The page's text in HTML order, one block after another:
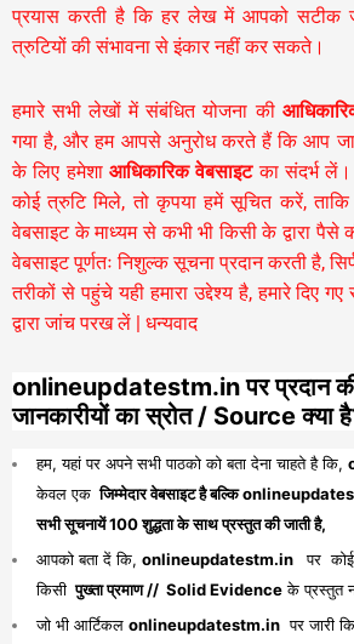
प्रयास करती है कि हर लेख में आपको सटीक
त्रुटियों की संभावना से इंकार नहीं कर सकते।
हमारे सभी लेखों में संबंधित योजना की
गया है, और हम आपसे अनुरोध करते हैं कि आप
के लिए हमेशा आधिकारिक वेबसाइटका संदर्भ
कोई त्रुटि मिले, तो कृपया हमें सूचित करें,
वेबसाइट के माध्यम से कभी भी किसी के द्वारा पैसे
वेबसाइट पूर्णतः निशुल्क सूचना प्रदान करती है,
तरीकों से पहुंचे यही हमारा उद्देश्य है, हमारे दिए
द्वारा जांच परख लें | धन्यवाद
onlineupdatestm.in पर प्रदान की
जानकारीयों का स्रोत / Source क्या
हम, यहां पर अपने सभी पाठको को बता देना चाहते है कि,
केवल एक जिम्मेदार वेबसाइट है बल्कि
सभी सूचनायें 100 शुद्धता के साथ प्रस्तुत की जाती है,
आपको बता दें कि, onlineupdatestm.in पर
किसी पुख्ता प्रमाण // Solid Evidenceके प्रस्तुत
जो भी आर्टिकल onlineupdatestm.in पर जारी